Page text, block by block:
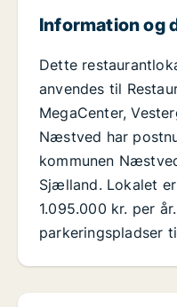
Information og
Dette
anvendes til
MegaCenter,
Næstved har
kommunen
Sjælland. Lokalet
1.095.000 kr. per
parkeringspladser